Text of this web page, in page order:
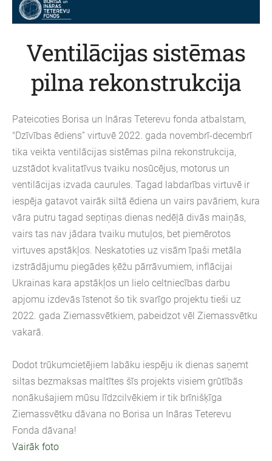
Ventilācijas sistēmas
pilna rekonstrukcija
Pateicoties Borisa un Ināras Teterevu fonda atbalstam,
"Dzīvības ēdiens” virtuvē 2022. gada novembrī-decembrī
tika veikta ventilācijas sistēmas pilna rekonstrukcija,
uzstādot kvalitatīvus tvaiku nosūcējus, motorus un
ventilācijas izvada caurules. Tagad labdarības virtuvē ir
iespēja gatavot vairāk siltā ēdiena un vairs pavāriem, kura
vāra putru tagad septiņas dienas nedēļā divās maiņās,
vairs tas nav jādara tvaiku mutuļos, bet piemērotos
virtuves apstākļos. Neskatoties uz visām īpaši metāla
izstrādājumu piegādes ķēžu pārrāvumiem, inflācijai
Ukrainas kara apstākļos un lielo celtniecības darbu
apjomu izdevās īstenot šo tik svarīgo projektu tieši uz
2022. gada Ziemassvētkiem, pabeidzot vēl Ziemassvētku
vakarā.
Dodot trūkumcietējiem labāku iespēju ik dienas saņemt
siltas bezmaksas maltītes šīs projekts visiem grūtībās
nonākušajiem mūsu līdzcilvēkiem ir tik brīnišķīga
Ziemassvētku dāvana no Borisa un Ināras Teterevu
Fonda dāvana!
Vairāk foto